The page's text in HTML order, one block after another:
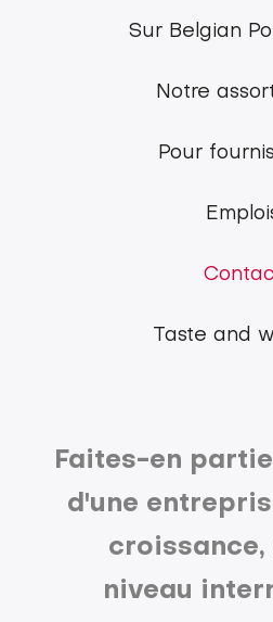
Footer
Belgian
Pork
Sur Belgian
Notre
Pour
Taste and
Faites-en
d'une
niveau